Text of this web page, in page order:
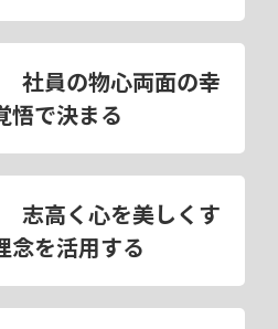
社員の物心両面の幸
悟で決まる
志高く心を美しくす
念を活用する